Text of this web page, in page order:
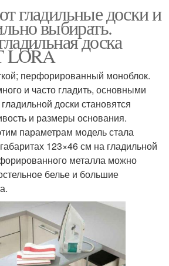
гладильные доски и
выбирать.
доска
LORA
перфорированный моноблок.
и часто гладить, основными
доски становятся
и размеры основания.
параметрам модель стала
123×46 см на гладильной
металла можно
белье и большие